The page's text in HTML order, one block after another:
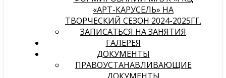
«АРТ-КАРУСЕЛЬ» НА
ТВОРЧЕСКИЙ СЕЗОН 2024-2025ГГ.
ЗАПИСАТЬСЯ НА ЗАНЯТИЯ
ГАЛЕРЕЯ
ДОКУМЕНТЫ
ПРАВОУСТАНАВЛИВАЮЩИЕ